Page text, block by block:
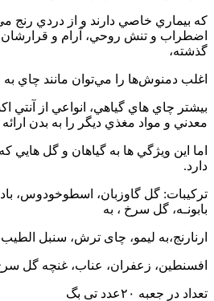
که بيماري خاصي دارند و از دردي رنج
اضطراب و تنش روحي، آرام و قرارشان
گذشته،
اغلب دمنوش‌ها را مي‌توان مانند چاي
بيشتر چاي هاي گياهي، انواعي از آنتي
معدني و مواد مغذي ديگر را به بدن
اما اين ويژگي ها به گياهان و گل هايي
دارد.
ترکیبات: گل گاوزبان، اسطوخودوس،
بابونـه، گل سرخ ، به
ارنارنج،به لیمو، چای ترش، سنبل
افسنطین، زعفران، عناب، غنچه گل
تعداد در جعبه ۲۰عدد تی بگ